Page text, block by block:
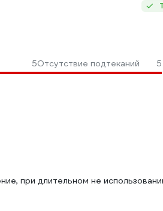
5Отсутствие подтеканий
5
при длительном не